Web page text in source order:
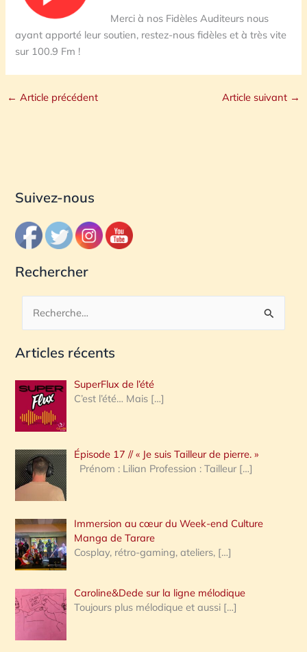
Merci à nos Fidèles Auditeurs nous
ayant apporté leur soutien, restez-nous fidèles et à très vite
sur 100.9 Fm !
← Article précédent Article suivant →
Suivez-nous
Rechercher
c
e
r
c
h
e
:
Articles récents
SuperFlux de l’été
C’est l’été… Mais […]
Épisode 17 // « Je suis Tailleur de pierre. »
Prénom : Lilian Profession : Tailleur […]
Immersion au cœur du Week-end Culture
Manga de Tarare
Cosplay, rétro-gaming, ateliers, […]
Caroline&Dede sur la ligne mélodique
Toujours plus mélodique et aussi […]